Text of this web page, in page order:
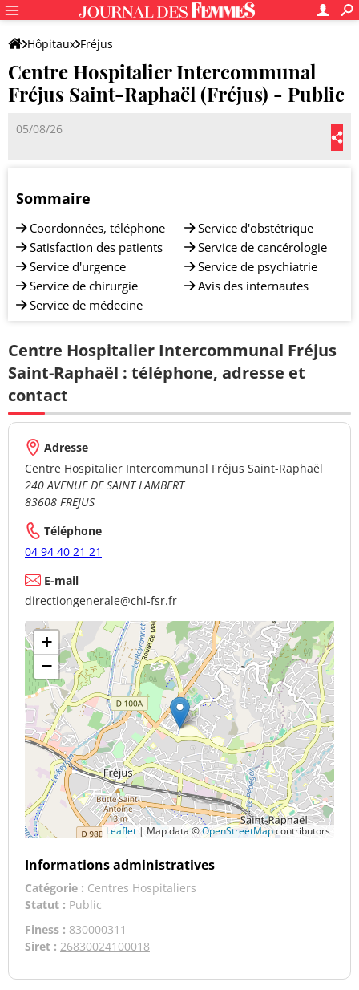
Hôpitaux Fréjus
Centre Hospitalier Intercommunal Fréjus Saint-Raphaël
Centre Hospitalier Intercommunal
Fréjus Saint-Raphaël (Fréjus) - Public
05/08/26
Sommaire
Coordonnées, téléphone
Satisfaction des patients
Service d'urgence
Service de chirurgie
Service de médecine
Service d'obstétrique
Service de cancérologie
Service de psychiatrie
Avis des internautes
Centre Hospitalier Intercommunal Fréjus
Saint-Raphaël : téléphone, adresse et
contact
Adresse
Centre Hospitalier Intercommunal Fréjus Saint-Raphaël
240 AVENUE DE SAINT LAMBERT
83608 FREJUS
Téléphone
04 94 40 21 21
E-mail
directiongenerale@chi-fsr.fr
+
−
Leaflet | Map data ©OpenStreetMapcontributors
Informations administratives
Catégorie : Centres Hospitaliers
Statut : Public
Finess : 830000311
Siret : 26830024100018